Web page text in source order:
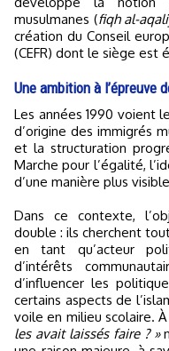
musulmanes (fiqh al-
création du Conseil
(CEFR) dont le siège est
Une ambition à l’épreuve
Les années 1990 voient le déclin des amicales liées aux pays
d’origine des immigrés
et la structuration
Marche pour l’égalité,
d’une manière plus
Dans ce contexte,
double : ils cherchent
en tant qu’acteur
d’intérêts
d’influencer les
certains aspects de
voile en milieu scolaire.
les avait laissés faire ? »